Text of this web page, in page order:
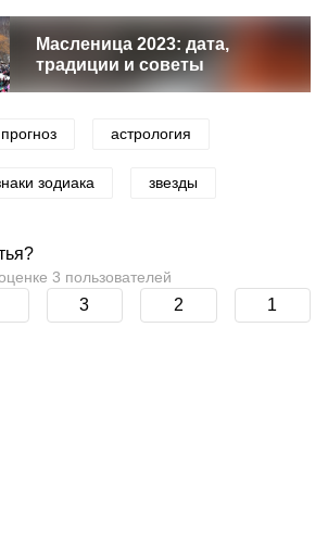
Масленица 2023: дата,
традиции и советы
астрология
зодиака звезды
3 пользователей
3 2 1